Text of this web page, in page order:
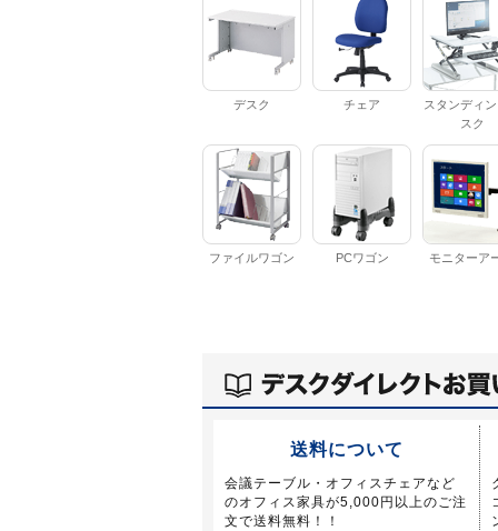
デスク チェア
スタンディ
スク
ファイルワゴン PCワゴン モニターア
送料について
会議テーブル・オフィスチェアなど
のオフィス家具が5,000円以上のご注
文で送料無料！！